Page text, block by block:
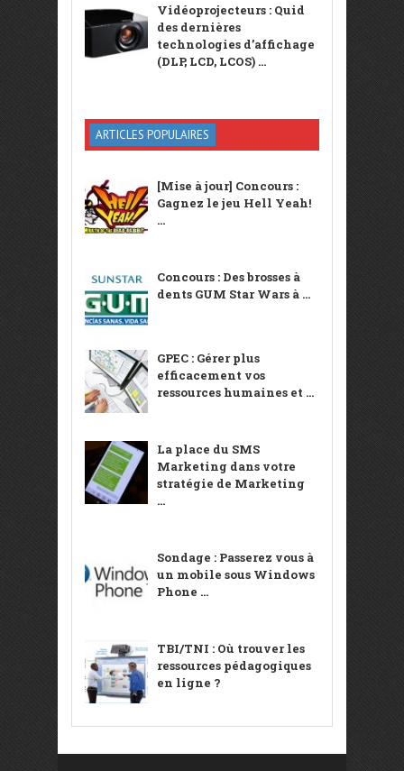
Vidéoprojecteurs : Quid
des dernières
technologies d’affichage
(DLP, LCD, LCOS) ...
ARTICLES POPULAIRES
[Mise à jour] Concours :
Gagnez le jeu Hell Yeah!
...
Concours : Des brosses à
dents GUM Star Wars à ...
GPEC : Gérer plus
efficacement vos
ressources humaines et ...
La place du SMS
Marketing dans votre
stratégie de Marketing
...
Sondage : Passerez vous à
un mobile sous Windows
Phone ...
TBI/TNI : Où trouver les
ressources pédagogiques
en ligne ?